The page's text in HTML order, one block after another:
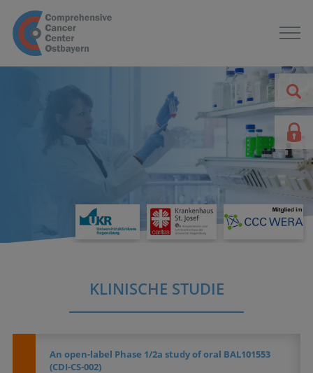
KLINISCHE STUDIE
An open-label Phase 1/2a study of oral BAL101553
(CDI-CS-002)